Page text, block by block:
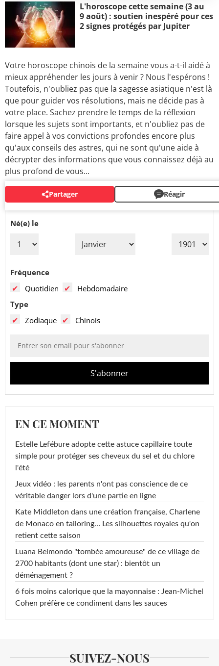
L'horoscope cette semaine (3 au
9 août) : soutien inespéré pour ces
2 signes protégés par Jupiter
Votre horoscope chinois de la semaine vous a-t-il aidé à
mieux appréhender les jours à venir ? Nous l'espérons !
Toutefois, n'oubliez pas que la sagesse asiatique n'est là
que pour guider vos résolutions, mais ne décide pas à
votre place. Sachez prendre le temps de la réflexion
lorsque les sujets sont importants, et n'oubliez pas de
faire appel à vos convictions profondes encore plus
qu'aux conseils des astres, qui ne sont qu'une aide à
décrypter des informations que vous connaissez déjà au
plus profond de vous...
Partager Réagir
VOS PRÉVISIONS PAR MAIL
Né(e) le
Fréquence
Quotidien
Hebdomadaire
Type
Zodiaque
Chinois
EN CE MOMENT
Estelle Lefébure adopte cette astuce capillaire toute
simple pour protéger ses cheveux du sel et du chlore
l'été
Jeux vidéo : les parents n'ont pas conscience de ce
véritable danger lors d'une partie en ligne
Kate Middleton dans une création française, Charlene
de Monaco en tailoring… Les silhouettes royales qu'on
retient cette saison
Luana Belmondo "tombée amoureuse" de ce village de
2700 habitants (dont une star) : bientôt un
déménagement ?
6 fois moins calorique que la mayonnaise : Jean-Michel
Cohen préfère ce condiment dans les sauces
SUIVEZ-NOUS